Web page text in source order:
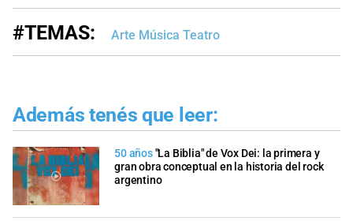
#TEMAS: Arte Música Teatro
Además tenés que leer:
50 años"La Biblia" de Vox Dei: la primera y
gran obra conceptual en la historia del rock
argentino